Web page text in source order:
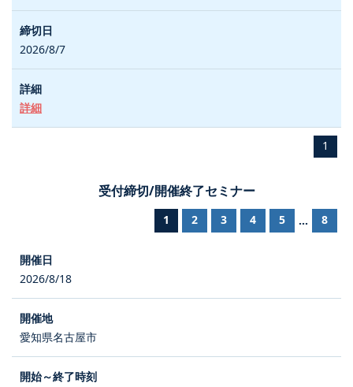
2026/8/7
詳細
1
受付締切/開催終了セミナー
1 2 3 4 5 ... 8
2026/8/18
愛知県名古屋市